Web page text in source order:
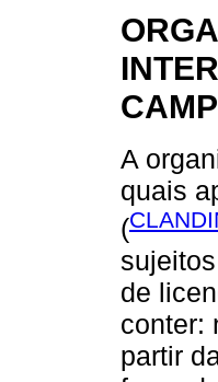
A
quais
(
de
conter:
partir